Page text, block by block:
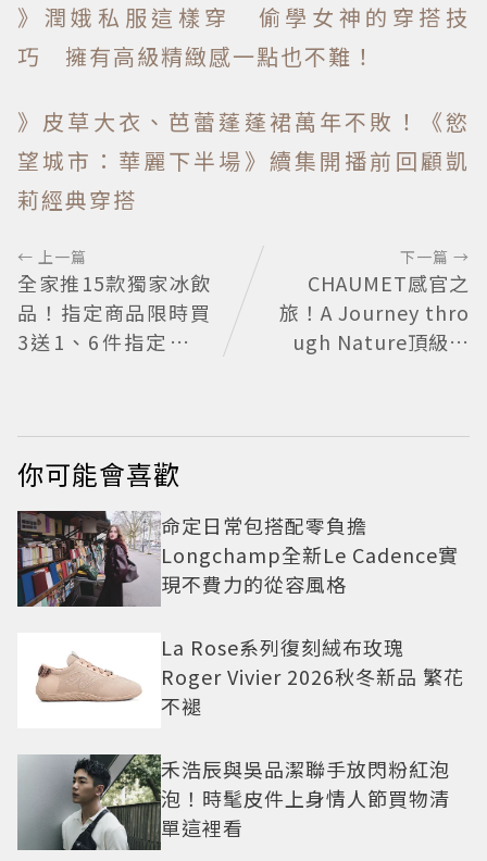
》潤娥私服這樣穿 偷學女神的穿搭技
巧 擁有高級精緻感一點也不難！
》皮草大衣、芭蕾蓬蓬裙萬年不敗！《慾
望城市：華麗下半場》續集開播前回顧凱
莉經典穿搭
← 上一篇
全家推15款獨家冰飲
品！指定商品限時買
3送1、6件指定飲料
下一篇 →
CHAUMET感官之
旅！A Journey thro
ugh Nature頂級珠
你可能會喜歡
命定日常包搭配零負擔
Longchamp全新Le Cadence實
現不費力的從容風格
La Rose系列復刻絨布玫瑰
Roger Vivier 2026秋冬新品 繁花
不褪
禾浩辰與吳品潔聯手放閃粉紅泡
泡！時髦皮件上身情人節買物清
單這裡看